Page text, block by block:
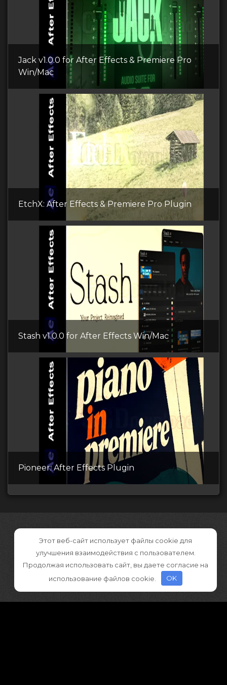
Jack v1.0.0 for After Effects & Premiere Pro
Win/Mac
EtchX: After Effects & Premiere Pro Plugin
Stash v1.0.0 for After Effects Win/Mac
Pioneer: After Effects Plugin
Этот веб-сайт использует файлы cookie для
улучшения взаимодействия с пользователем.
Продолжая использовать сайт, вы даете согласие на
использование файлов cookie.
OK